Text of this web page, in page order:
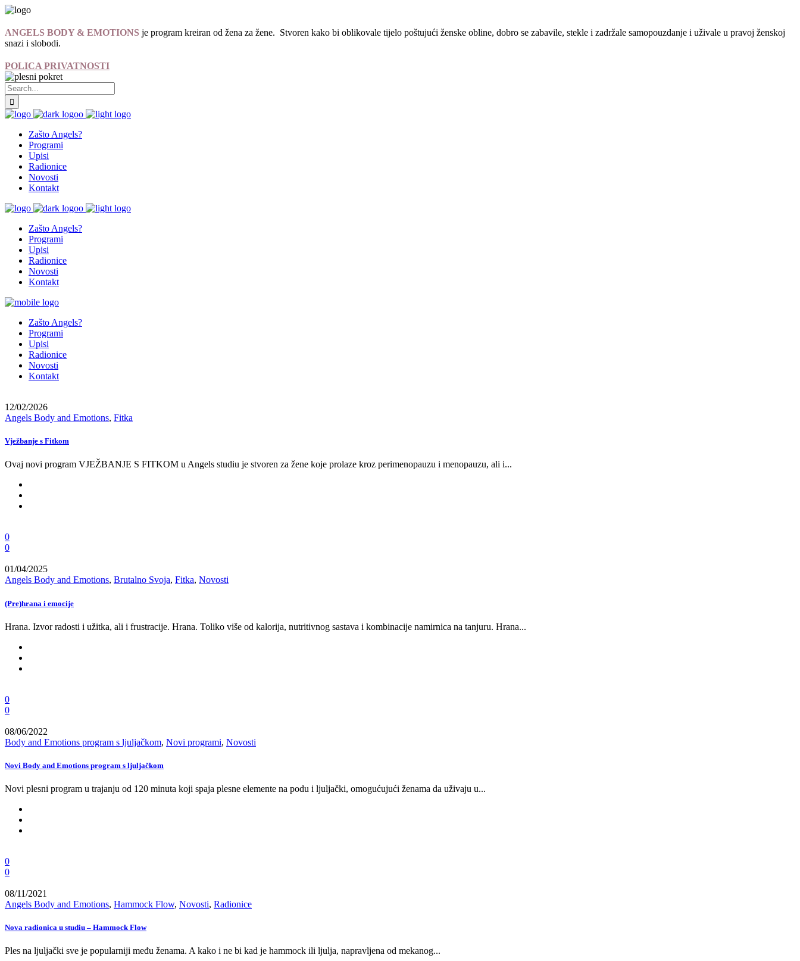
ANGELS BODY & EMOTIONS je program kreiran od žena za žene. Stvoren kako bi oblikovale tijelo poštujući ženske obline, dobro se zabavile, stekle i zadržale samopouzdanje i uživale u pravoj ženskoj
snazi i slobodi.
POLICA PRIVATNOSTI
Zašto Angels?
Programi
Upisi
Radionice
Novosti
Kontakt
Zašto Angels?
Programi
Upisi
Radionice
Novosti
Kontakt
Zašto Angels?
Programi
Upisi
Radionice
Novosti
Kontakt
12/02/2026
Angels Body and Emotions, Fitka
Vježbanje s Fitkom
Ovaj novi program VJEŽBANJE S FITKOM u Angels studiu je stvoren za žene koje prolaze kroz perimenopauzu i menopauzu, ali i...
0
0
01/04/2025
Angels Body and Emotions, Brutalno Svoja, Fitka, Novosti
(Pre)hrana i emocije
Hrana. Izvor radosti i užitka, ali i frustracije. Hrana. Toliko više od kalorija, nutritivnog sastava i kombinacije namirnica na tanjuru. Hrana...
0
0
08/06/2022
Body and Emotions program s ljuljačkom, Novi programi, Novosti
Novi Body and Emotions program s ljuljačkom
Novi plesni program u trajanju od 120 minuta koji spaja plesne elemente na podu i ljuljački, omogućujući ženama da uživaju u...
0
0
08/11/2021
Angels Body and Emotions, Hammock Flow, Novosti, Radionice
Nova radionica u studiu – Hammock Flow
Ples na ljuljački sve je popularniji među ženama. A kako i ne bi kad je hammock ili ljulja, napravljena od mekanog...